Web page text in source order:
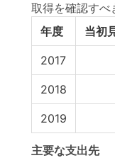
取得を確認すべ
年度
当初
2017
2018
2019
主要な支出先